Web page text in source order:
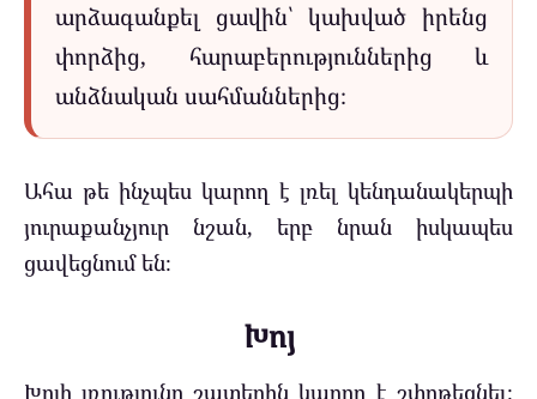
արձագանքել ցավին՝ կախված իրենց
փորձից, հարաբերություններից և
անձնական սահմաններից։
Ահա թե ինչպես կարող է լռել կենդանակերպի
յուրաքանչյուր նշան, երբ նրան իսկապես
ցավեցնում են։
Խոյ
Խոյի լռությունը շատերին կարող է շփոթեցնել։